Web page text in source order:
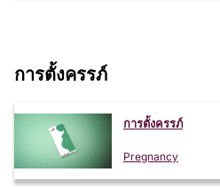
การตั้งครรภ์
การตั้งครรภ์
Pregnancy